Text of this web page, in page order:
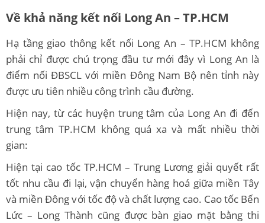
Về khả năng kết nối Long An – TP.HCM
Hạ tầng giao thông kết nối Long An – TP.HCM không
phải chỉ được chú trọng đầu tư mới đây vì Long An là
điểm nối ĐBSCL với miền Đông Nam Bộ nên tỉnh này
được ưu tiên nhiều công trình cầu đường.
Hiện nay, từ các huyện trung tâm của Long An đi đến
trung tâm TP.HCM không quá xa và mất nhiều thời
gian:
Hiện tại cao tốc TP.HCM – Trung Lương giải quyết rất
tốt nhu cầu đi lại, vận chuyển hàng hoá giữa miền Tây
và miền Đông với tốc độ và chất lượng cao. Cao tốc Bến
Lức – Long Thành cũng được bàn giao mặt bằng thi